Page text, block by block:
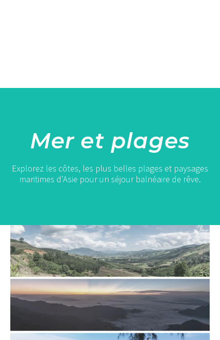
Mer et plages
Explorez les côtes, les plus belles plages et paysages
maritimes d’Asie pour un séjour balnéaire de rêve.
Thaïlande
mois
par
mois
:
météo,
paysages
saisons